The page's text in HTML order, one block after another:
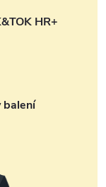
HR+
balení